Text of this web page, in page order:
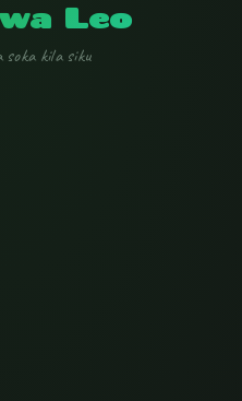
Leo
soka kila siku